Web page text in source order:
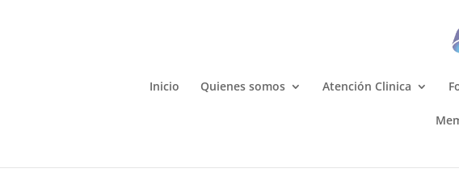
Inicio Quienes somos Atención Clinica